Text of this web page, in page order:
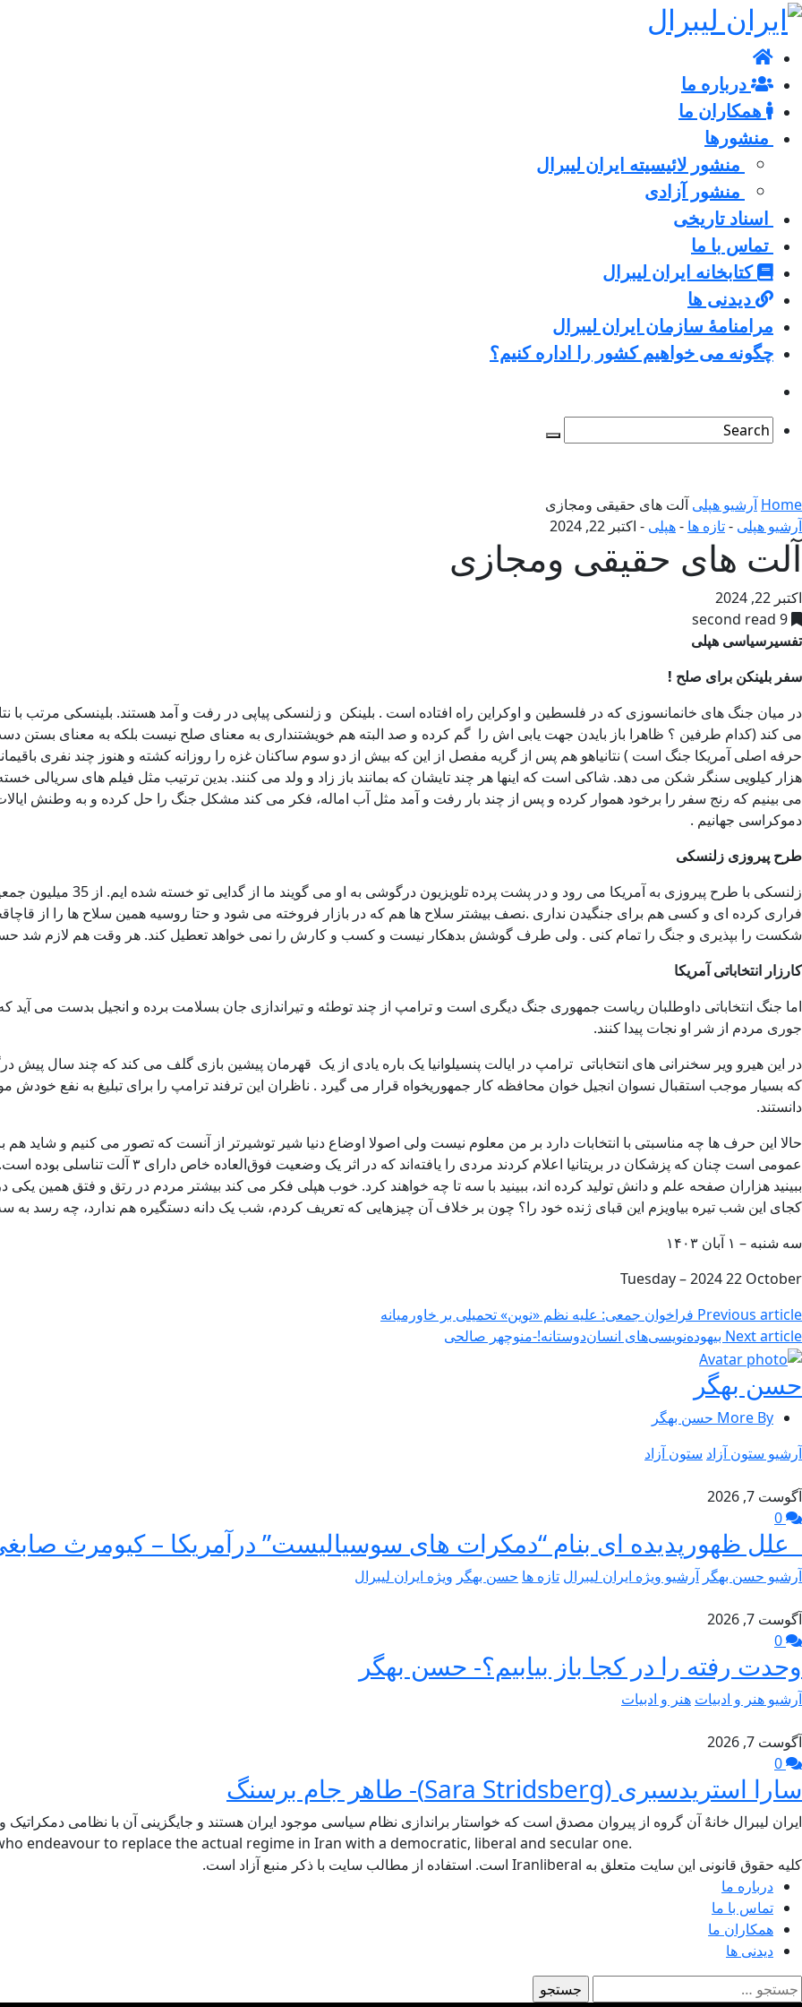
درباره ما
همکاران ما
منشورها
منشور لائیسیته ایران لیبرال
منشور آزادی
اسناد تاریخی
تماس با ما
کتابخانه ایران لیبرال
دیدنی ها
مرامنامۀ سازمان ایران لیبرال
چگونه می خواهیم کشور را اداره کنیم؟
Home آرشیو هپلی آلت های حقیقی ومجازی
آرشیو هپلی -تازه ها -هپلی - اکتبر 22, 2024
آلت های حقیقی ومجازی
اکتبر 22, 2024
9 second read
تفسیرسیاسی هپلی
سفر بلینکن برای صلح !
در میان جنگ های خانمانسوزی که در فلسطین و اوکراین راه افتاده است . بلینکن و زلنسکی پیاپی در رفت و آمد هستند. بلینسکی مرتب با
می کند (کدام طرفین ؟ ظاهرا باز بایدن جهت یابی اش را گم کرده و صد البته هم خویشتنداری به معنای صلح نیست بلکه به معنای
حرفه اصلی آمریکا جنگ است ) نتانیاهو هم پس از گریه مفصل از این که بیش از دو سوم ساکنان غزه را روزانه کشته و هنوز چند نفری
هزار کیلویی سنگر شکن می دهد. شاکی است که اینها هر چند تایشان که بمانند باز زاد و ولد می کنند. بدین ترتیب مثل فیلم های سریالی
می بینیم که رنج سفر را برخود هموار کرده و پس از چند بار رفت و آمد مثل آب اماله، فکر می کند مشکل جنگ را حل کرده و به وطنش ایالات
دموکراسی جهانیم .
طرح پیروزی زلنسکی
فراری کرده ای و کسی هم برای جنگیدن نداری .نصف بیشتر سلاح ها هم که در بازار فروخته می شود و حتا روسیه همین سلاح ها را از
شکست را بپذیری و جنگ را تمام کنی . ولی طرف گوشش بدهکار نیست و کسب و کارش را نمی خواهد تعطیل کند. هر وقت هم لازم شد
کارزار انتخاباتی آمریکا
اما جنگ انتخاباتی داوطلبان ریاست جمهوری جنگ دیگری است و ترامپ از چند توطئه و تیراندازی جان بسلامت برده و انجیل بدست می آید
جوری مردم از شر او نجات پیدا کنند.
در این هیرو ویر سخنرانی های انتخاباتی ترامپ در ایالت پنسیلوانیا یک باره یادی از یک قهرمان پیشین بازی گلف می کند که چند سال پیش
که بسیار موجب استقبال نسوان انجیل خوان محافظه کار جمهوریخواه قرار می گیرد . ناظران این ترفند ترامپ را برای تبلیغ به نفع خودش
دانستند.
حالا این حرف ها چه مناسبتی با انتخابات دارد بر من معلوم نیست ولی اصولا اوضاع دنیا شیر توشیرتر از آنست که تصور می کنیم و شاید هم
عمومی است چنان که پزشکان در بریتانیا اعلام
ببینید هزاران صفحه علم و دانش تولید کرده اند، ببینید با سه تا چه خواهند کرد. خوب هپلی فکر می کند بیشتر مردم در رتق و فتق همین
کجای این شب تیره بیاویزم این قبای ژنده خود را؟ چون بر خلاف آن چیزهایی که تعریف کردم، شب یک دانه دستگیره هم ندارد، چه رسد به
سه شنبه – ۱ آبان ۱۴۰۳
Tuesday – 2024 22 October
Previous article فراخوان جمعی: علیه نظم «نوین» تحمیلی بر خاورمیانه
Next article بیهوده‌نویسی‌های انسان‌دوستانه!-منوچهر صالحی
حسن بهگر
More By حسن بهگر
آرشیو ستون آزاد ستون آزاد
آگوست 7, 2026
علل ظهورپدیده ای بنام “دمکرات های سوسیالیست” درآمریکا – کیومرث
آرشیو حسن بهگر آرشیو ویژه ایران لیبرال تازه ها حسن بهگر ویژه ایران لیبرال
آگوست 7, 2026
وحدت رفته را در کجا باز بیابیم؟- حسن بهگر
آرشیو هنر و ادبیات هنر و ادبیات
آگوست 7, 2026
سارا استریدسبری (Sara Stridsberg)- طاهر جام برسنگ
ایران لیبرال خانهٌ آن گروه از پیروان مصدق است که خواستار براندازی نظام سیاسی موجود ایران هستند و جایگزینی آن با نظامی دمکراتیک و
endeavour to replace the actual regime in Iran with a democratic, liberal and secular one.
کلیه حقوق قانونی این سایت متعلق به Iranliberal است. استفاده از مطالب سایت با ذکر منبع آزاد است.
درباره ما
تماس با ما
همکاران ما
دیدنی ها
جستجو